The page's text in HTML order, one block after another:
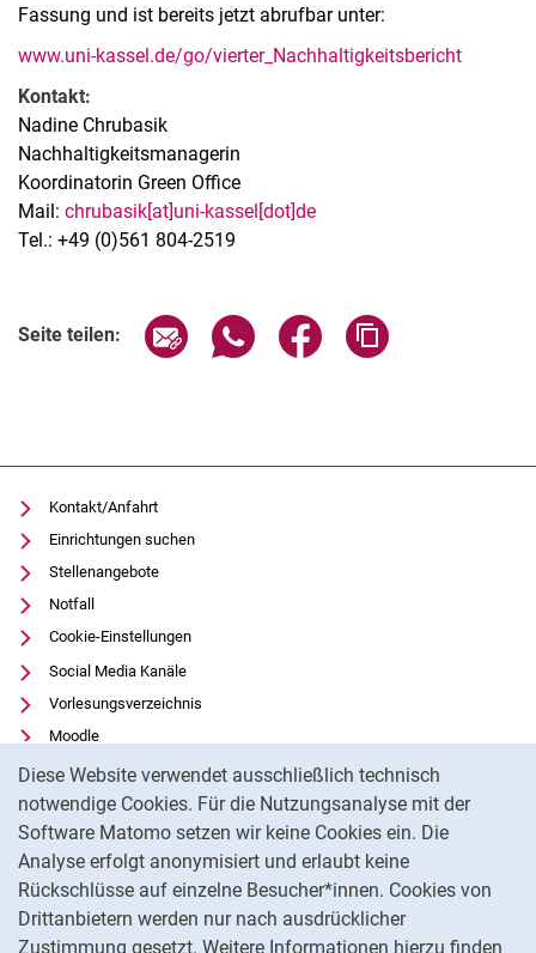
Diese Website verwendet ausschließlich technisch
notwendige Cookies. Für die Nutzungsanalyse mit der
Software Matomo setzen wir keine Cookies ein. Die
Analyse erfolgt anonymisiert und erlaubt keine
Rückschlüsse auf einzelne Besucher*innen. Cookies von
Drittanbietern werden nur nach ausdrücklicher
Zustimmung gesetzt. Weitere Informationen hierzu finden
Fassung und ist bereits jetzt abrufbar unter:
www.uni-kassel.de/go/vierter_Nachhaltigkeitsbericht
Kontakt:
Nadine Chrubasik
Nachhaltigkeitsmanagerin
Koordinatorin Green Office
Mail: chrubasik[at]uni-kassel[dot]de
Tel.: +49 (0)561 804-2519
Seite teilen: Seite über E-Mail teilen
Seite über WhatsApp teilen
Seite über Facebook
Kontakt/Anfahrt
Einrichtungen suchen
Stellenangebote
Notfall
Cookie-Einstellungen
Social Media Kanäle
Vorlesungsverzeichnis
Moodle
Panopto
Universitätsbibliothek
Datenschutz
Barrierefreiheit
Transparenter KI-Einsatz